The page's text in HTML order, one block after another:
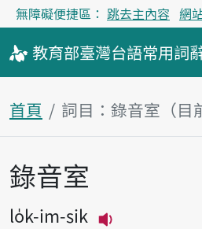
無障礙便捷區： 跳去主內容 網
教育部臺灣台語常用詞
首頁 詞目：錄音室（目
主內容區塊
錄音室
lo̍k-im-sik